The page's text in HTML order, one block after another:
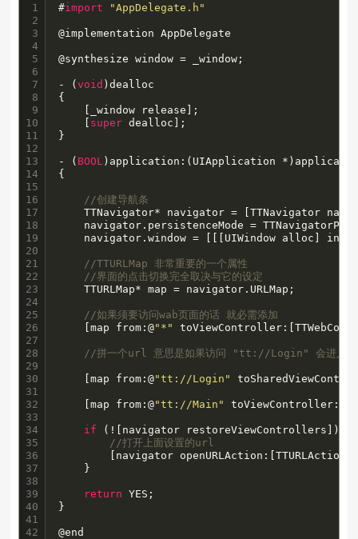
1
2
3
4
5
6
7
8
9
10
11
12
13
14
15
16
17
18
19
20
21
22
23
24
25
26
27
28
29
30
31
32
33
34
35
36
37
38
39
40
41
42
#import "AppDelegate.h"
@implementation AppDelegate
@synthesize window = _window;
- (void )dealloc
{
    [_window release];
    [
super dealloc];
}
- ( BOOL )application:(UIApplication
{
//创建导航条
TTNavigator* navigator = [TTNavigator
navigator.persistenceMode =
navigator.window = [[[UIWindow alloc]
//TTURLMap 非常重要的一个属性
//界面的点击切换完全取决与它的设定
    TTURLMap* map = navigator.URLMap;
//如果须要访问wab页面的话 就必需添加
    [map from:@
"*"
//拼一个url 意思是如果访问 "tt://Login" 会进入
    [map from:@
"tt://Login"
    [map from:@
"tt://Main"
if (![navigator restoreViewControllers]) {
//打开上面设置的url
[navigator openURLAction:[TTURLAction
    }
return YES;
}
@end